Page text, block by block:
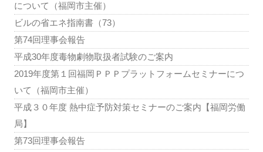
について（福岡市主催）
ビルの省エネ指南書（73）
第74回理事会報告
平成30年度毒物劇物取扱者試験のご案内
2019年度第１回福岡ＰＰＰプラットフォームセミナーにつ
いて（福岡市主催）
平成３０年度 熱中症予防対策セミナーのご案内【福岡労働
局】
第73回理事会報告